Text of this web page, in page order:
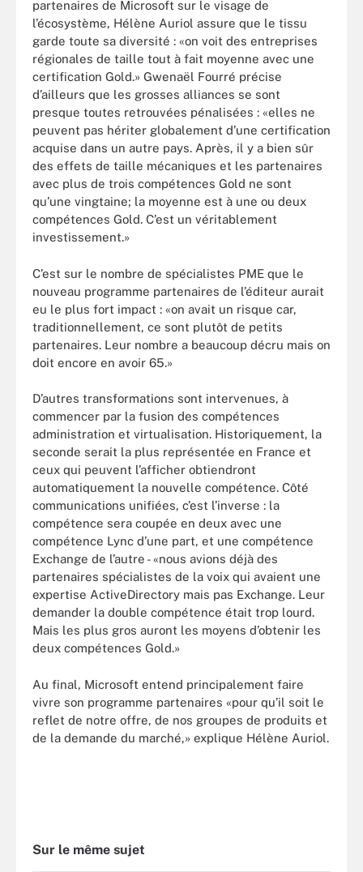
partenaires de Microsoft sur le visage de
l’écosystème, Hélène Auriol assure que le tissu
garde toute sa diversité : «on voit des entreprises
régionales de taille tout à fait moyenne avec une
certification Gold.» Gwenaël Fourré précise
d’ailleurs que les grosses alliances se sont
presque toutes retrouvées pénalisées : «elles ne
peuvent pas hériter globalement d’une certification
acquise dans un autre pays. Après, il y a bien sûr
des effets de taille mécaniques et les partenaires
avec plus de trois compétences Gold ne sont
qu’une vingtaine; la moyenne est à une ou deux
compétences Gold. C’est un véritablement
investissement.»
C’est sur le nombre de spécialistes PME que le
nouveau programme partenaires de l’éditeur aurait
eu le plus fort impact : «on avait un risque car,
traditionnellement, ce sont plutôt de petits
partenaires. Leur nombre a beaucoup décru mais on
doit encore en avoir 65.»
D’autres transformations sont intervenues, à
commencer par la fusion des compétences
administration et virtualisation. Historiquement, la
seconde serait la plus représentée en France et
ceux qui peuvent l’afficher obtiendront
automatiquement la nouvelle compétence. Côté
communications unifiées, c’est l’inverse : la
compétence sera coupée en deux avec une
compétence Lync d’une part, et une compétence
Exchange de l’autre - «nous avions déjà des
partenaires spécialistes de la voix qui avaient une
expertise ActiveDirectory mais pas Exchange. Leur
demander la double compétence était trop lourd.
Mais les plus gros auront les moyens d’obtenir les
deux compétences Gold.»
Au final, Microsoft entend principalement faire
vivre son programme partenaires «pour qu’il soit le
reflet de notre offre, de nos groupes de produits et
de la demande du marché,» explique Hélène Auriol.
Sur le même sujet